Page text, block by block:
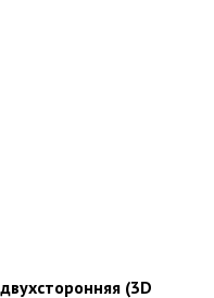
(3D